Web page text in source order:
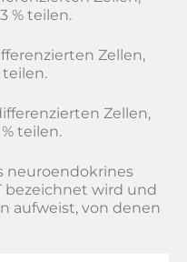
% teilen.
Zellen,
teilen.
Zellen,
teilen.
neuroendokrines
bezeichnet wird und
aufweist, von denen